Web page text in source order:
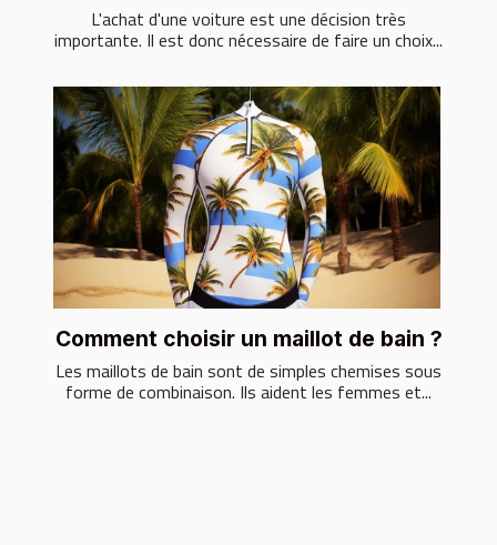
L'achat d'une voiture est une décision très
importante. Il est donc nécessaire de faire un choix...
Comment choisir un maillot de bain ?
Les maillots de bain sont de simples chemises sous
forme de combinaison. Ils aident les femmes et...